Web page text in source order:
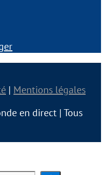
| Mentions légales
en direct | Tous